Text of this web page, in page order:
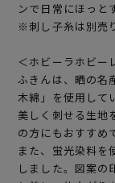
ンで日常にほっと
※刺し子糸は別売
＜ホビーラホビー
ふきんは、晒の名
木綿」を使用して
美しく刺せる生地
の方にもおすすめ
また、蛍光染料を
しました。図案の